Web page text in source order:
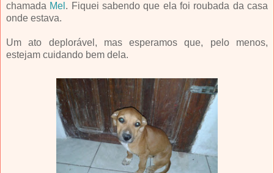
chamada Mel . Fiquei sabendo que ela foi roubada da casa
onde estava.
Um ato deplorável, mas esperamos que, pelo menos,
estejam cuidando bem dela.